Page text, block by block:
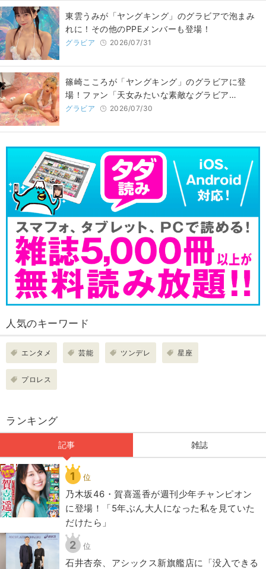
東雲うみが「ヤングキング」のグラビアで泡まみ
れに！その他のPPEメンバーも登場！
グラビア 2026/07/31
篠崎こころが「ヤングキング」のグラビアに登
場！ファン「天女みたいな素敵なグラビア…
グラビア 2026/07/30
人気のキーワード
エンタメ 芸能 ツンデレ 星座
プロレス
ランキング
記事 雑誌
1 位
乃木坂46・賀喜遥香が週刊少年チャンピオン
に登場！「5年ぶん大人になった私を見ていた
だけたら」
2 位
石井杏奈、アシックス新旗艦店に「没入できる